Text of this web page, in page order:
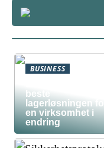
BUSINESS
beste
lagerløsningen for
en virksomhet i
endring